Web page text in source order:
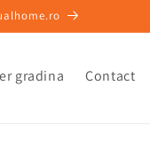
gradina Contact